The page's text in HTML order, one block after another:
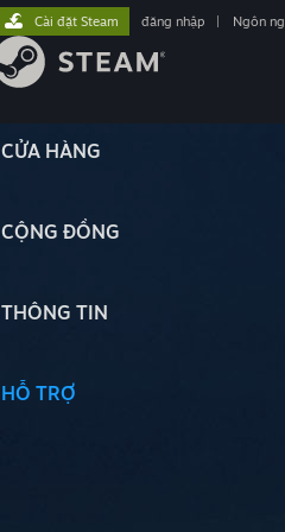
CỬA HÀNG
CỘNG ĐỒNG
THÔNG TIN
HỖ TRỢ
Cài đặt Steam đăng nhập Ngôn